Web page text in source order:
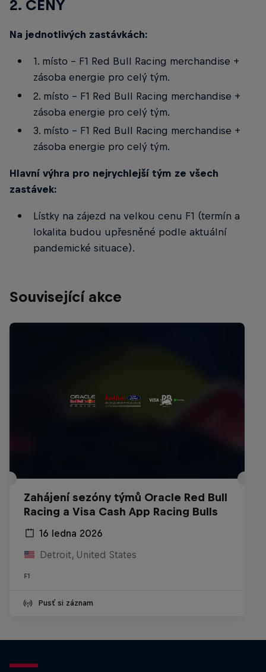
2. CENY
Na jednotlivých zastávkách:
1. místo - F1 Red Bull Racing merchandise +
zásoba energie pro celý tým.
2. místo - F1 Red Bull Racing merchandise +
zásoba energie pro celý tým.
3. místo - F1 Red Bull Racing merchandise +
zásoba energie pro celý tým.
Hlavní výhra pro nejrychlejší tým ze všech
zastávek:
Lístky na zájezd na velkou cenu F1 (termín a
lokalita budou upřesněné podle aktuální
pandemické situace).
Související akce
Zahájení sezóny týmů Oracle Red Bull
Racing a Visa Cash App Racing Bulls
16 ledna 2026
Detroit, United States
F1
Pusť si záznam